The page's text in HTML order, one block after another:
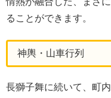
ることができます。
神輿・山車行列
長獅子舞に続いて、町